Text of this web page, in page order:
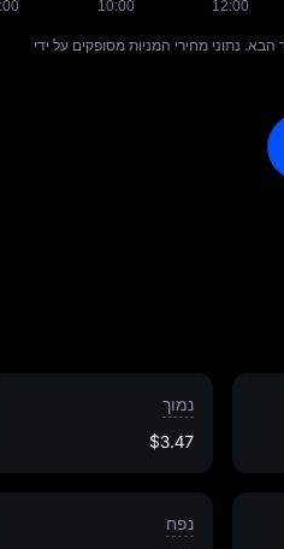
המסחר הבא. נתוני מחירי המניות מסופקים על ידי
נמוך
$3.47
נפח